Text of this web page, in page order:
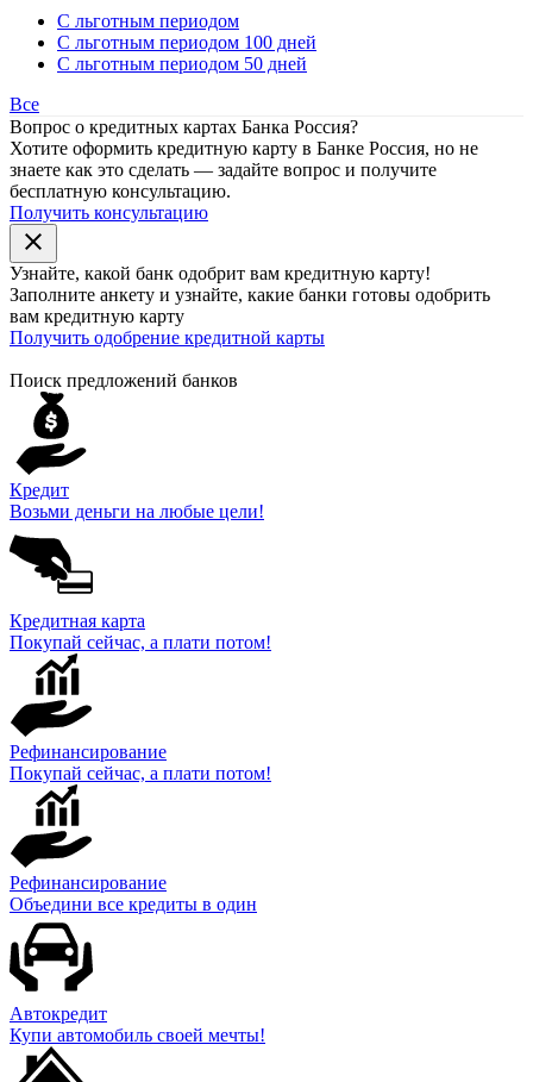
С льготным периодом
С льготным периодом 100 дней
С льготным периодом 50 дней
Все
Вопрос о кредитных картах Банка Россия?
Хотите оформить кредитную карту в Банке Россия, но не
знаете как это сделать — задайте вопрос и получите
бесплатную консультацию.
Получить консультацию
close
Узнайте, какой банк одобрит вам кредитную карту!
Заполните анкету и узнайте, какие банки готовы одобрить
вам кредитную карту
Получить одобрение кредитной карты
Поиск предложений банков
Кредит
Возьми деньги на любые цели!
Кредитная карта
Покупай сейчас, а плати потом!
Рефинансирование
Покупай сейчас, а плати потом!
Рефинансирование
Объедини все кредиты в один
Автокредит
Купи автомобиль своей мечты!